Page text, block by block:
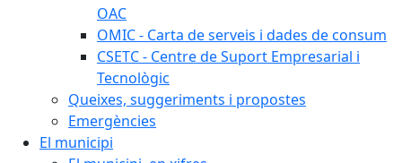
OAC
OMIC - Carta de serveis i dades de consum
CSETC - Centre de Suport Empresarial i
Tecnològic
Queixes, suggeriments i propostes
Emergències
El municipi